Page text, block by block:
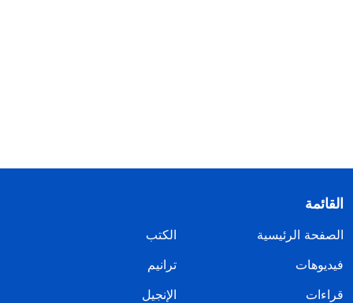
القائمة
الصفحة الرئيسية
الكتب
فيديوهات
ترانيم
قراءات
الإنجيل